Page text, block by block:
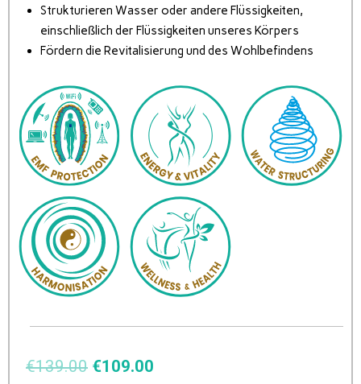
Strukturieren Wasser oder andere Flüssigkeiten,
einschließlich der Flüssigkeiten unseres Körpers
Fördern die Revitalisierung und des Wohlbefindens
€139.00 €109.00